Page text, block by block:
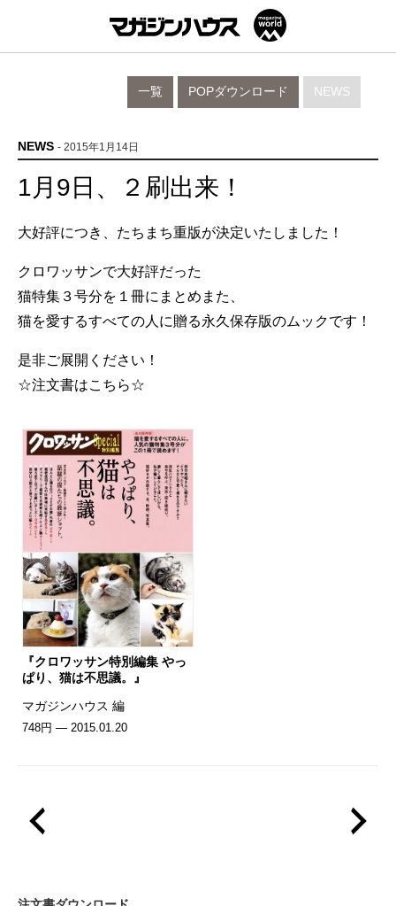
NEWS
POPダウンロード
一覧
NEWS - 2015年1月14日
1月9日、２刷出来！
大好評につき、たちまち重版が決定いたしました！
クロワッサンで大好評だった
猫特集３号分を１冊にまとめまた、
猫を愛するすべての人に贈る永久保存版のムックです！
是非ご展開ください！
☆注文書はこちら☆
『クロワッサン特別編集 やっ
ぱり、猫は不思議。』
マガジンハウス 編
748円 — 2015.01.20